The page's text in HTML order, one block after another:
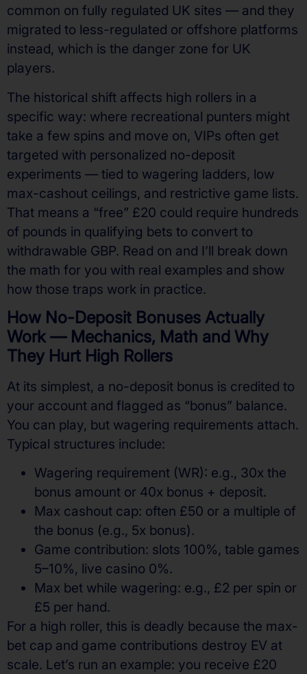
common on fully regulated UK sites — and they
migrated to less-regulated or offshore platforms
instead, which is the danger zone for UK
players.
The historical shift affects high rollers in a
specific way: where recreational punters might
take a few spins and move on, VIPs often get
targeted with personalized no-deposit
experiments — tied to wagering ladders, low
max-cashout ceilings, and restrictive game lists.
That means a “free” £20 could require hundreds
of pounds in qualifying bets to convert to
withdrawable GBP. Read on and I’ll break down
the math for you with real examples and show
how those traps work in practice.
How No-Deposit Bonuses Actually
Work — Mechanics, Math and Why
They Hurt High Rollers
At its simplest, a no-deposit bonus is credited to
your account and flagged as “bonus” balance.
You can play, but wagering requirements attach.
Typical structures include:
Wagering requirement (WR): e.g., 30x the
bonus amount or 40x bonus + deposit.
Max cashout cap: often £50 or a multiple of
the bonus (e.g., 5x bonus).
Game contribution: slots 100%, table games
5–10%, live casino 0%.
Max bet while wagering: e.g., £2 per spin or
£5 per hand.
For a high roller, this is deadly because the max-
bet cap and game contributions destroy EV at
scale. Let’s run an example: you receive £20